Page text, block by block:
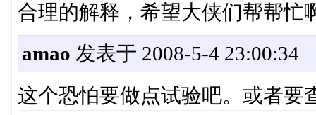
合理的解释，希望大侠们帮帮忙
amao 发表于 2008-5-4 23:00:34
这个恐怕要做点试验吧。或者要